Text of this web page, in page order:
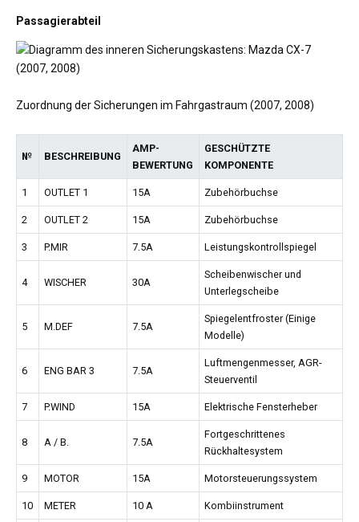
Passagierabteil
Zuordnung der Sicherungen im Fahrgastraum (2007, 2008)
№ BESCHREIBUNG
AMP-
BEWERTUNG
GESCHÜTZTE
KOMPONENTE
1 OUTLET 1 15A Zubehörbuchse
2 OUTLET 2 15A Zubehörbuchse
3 P.MIR 7.5A Leistungskontrollspiegel
4 WISCHER 30A
Scheibenwischer und
Unterlegscheibe
5 M.DEF 7.5A
Spiegelentfroster (Einige
Modelle)
6 ENG BAR 3 7.5A
Luftmengenmesser, AGR-
Steuerventil
7 P.WIND 15A Elektrische Fensterheber
8 A / B. 7.5A
Fortgeschrittenes
Rückhaltesystem
9 MOTOR 15A Motorsteuerungssystem
10 METER 10 A Kombiinstrument